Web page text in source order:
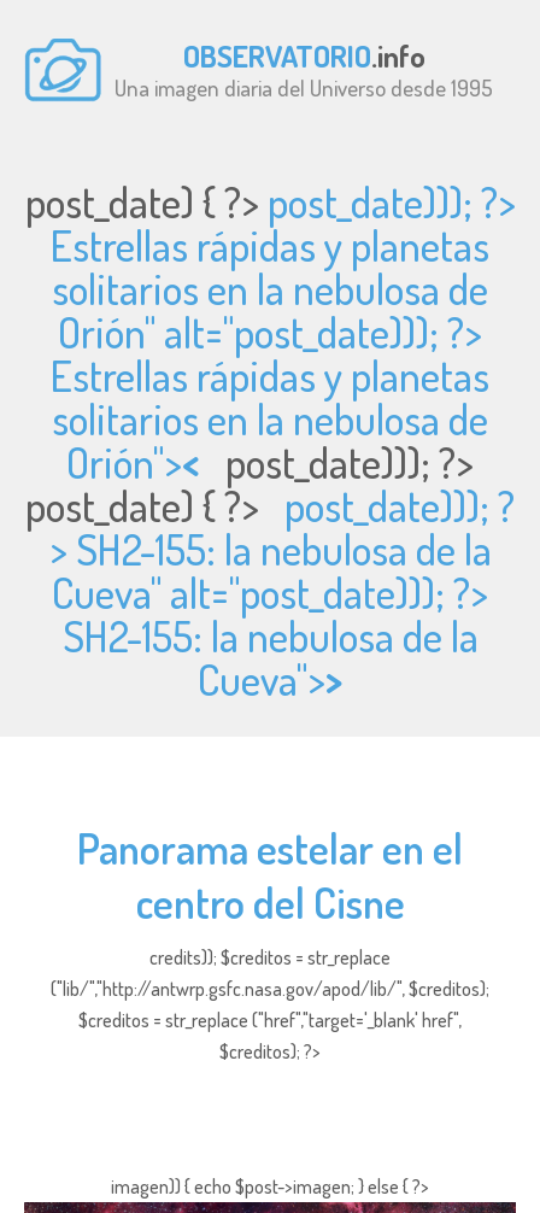
OBSERVATORIO.info
Una imagen diaria del Universo desde 1995
post_date) { ?> post_date))); ?>
Estrellas rápidas y planetas
solitarios en la nebulosa de
Orión" alt="post_date))); ?>
Estrellas rápidas y planetas
solitarios en la nebulosa de
Orión">< post_date))); ?>
post_date) { ?> post_date))); ?
> SH2-155: la nebulosa de la
Cueva" alt="post_date))); ?>
SH2-155: la nebulosa de la
Cueva">>
Panorama estelar en el
centro del Cisne
credits)); $creditos = str_replace
("lib/","http://antwrp.gsfc.nasa.gov/apod/lib/", $creditos);
$creditos = str_replace ("href","target='_blank' href",
$creditos); ?>
imagen)) { echo $post->imagen; } else { ?>